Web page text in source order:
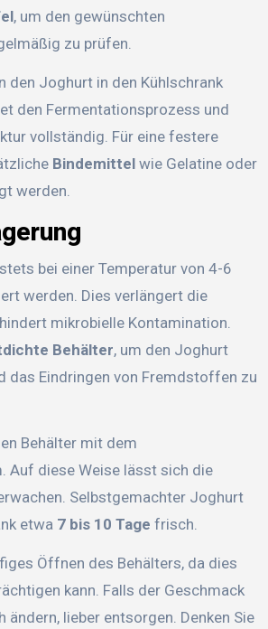
, um den gewünschten
zu prüfen.
den Joghurt in den Kühlschrank
den Fermentationsprozess und
vollständig. Für eine festere
Bindemittelwie Gelatine oder
werden.
bei einer Temperatur von 4-6
werden. Dies verlängert die
mikrobielle Kontamination.
Behälter, um den Joghurt
das Eindringen von Fremdstoffen zu
Behälter mit dem
Auf diese Weise lässt sich die
Selbstgemachter Joghurt
etwa 7 bis 10 Tage frisch.
Öffnen des Behälters, da dies
kann. Falls der Geschmack
ändern, lieber entsorgen. Denken Sie